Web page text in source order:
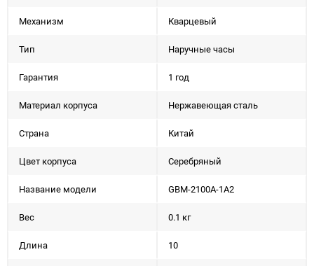
Механизм Кварцевый
Тип Наручные часы
Гарантия 1 год
Материал корпуса Нержавеющая сталь
Страна Китай
Цвет корпуса Серебряный
Название модели GBM-2100A-1A2
Вес 0.1 кг
Длина 10